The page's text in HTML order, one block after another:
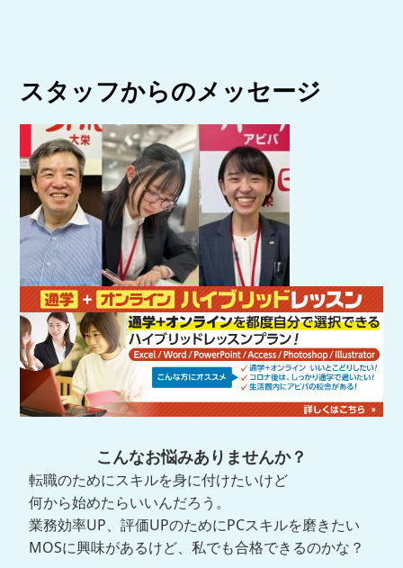
スタッフからのメッセージ
こんなお悩みありませんか？
転職のためにスキルを身に付けたいけど
何から始めたらいいんだろう。
業務効率UP、評価UPのためにPCスキルを磨きたい
MOSに興味があるけど、私でも合格できるのかな？